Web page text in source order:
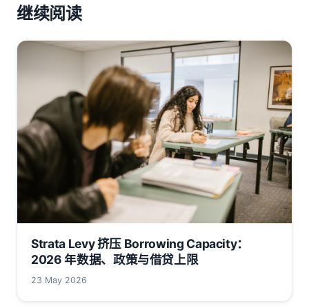
继续阅读
Strata Levy 挤压 Borrowing Capacity：
2026 年数据、政策与借贷上限
23 May 2026